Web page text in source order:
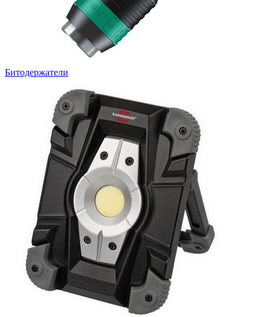
Битодержатели